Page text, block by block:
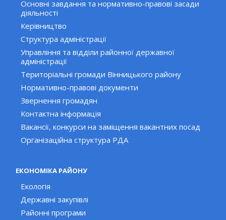
Основні завдання та нормативно-правові засади
діяльності
Керівництво
Структура адміністрації
Управління та відділи районної державної
адміністрації
Територіальні громади Вінницького району
Нормативно-правові документи
Звернення громадян
Контактна інформація
Вакансії, конкурси на заміщення вакантних посад
Організаційна структура РДА
ЕКОНОМІКА РАЙОНУ
Екологія
Державні закупівлі
Районні програми